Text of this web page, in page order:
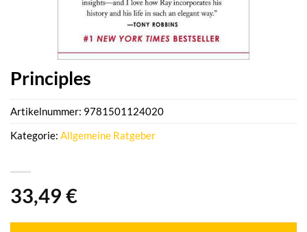
Principles
33,49 €
Artikelnummer: 9781501124020
Kategorie: Allgemeine Ratgeber